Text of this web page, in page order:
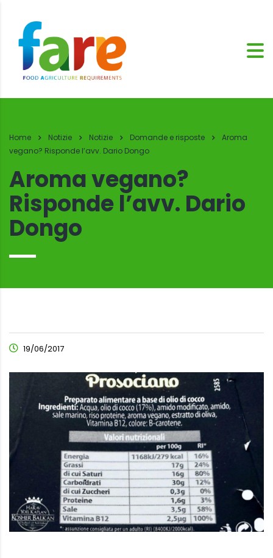
Home Notizie Notizie Domande e risposte
Aroma
vegano? Risponde l’avv. Dario Dongo
Aroma vegano?
Risponde l’avv. Dario
Dongo
19/06/2017